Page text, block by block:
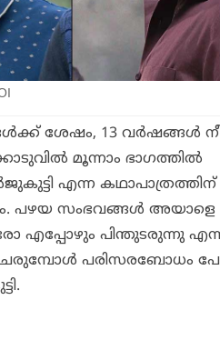
ശേഷം, 13 വർഷങ്ങൾ
മൂന്നാം ഭാഗത്തിൽ
എന്ന കഥാപാത്രത്തിന്
പഴയ സംഭവങ്ങൾ അയാളെ
എപ്പോഴും പിന്തുടരുന്നു
പരിസരബോധം